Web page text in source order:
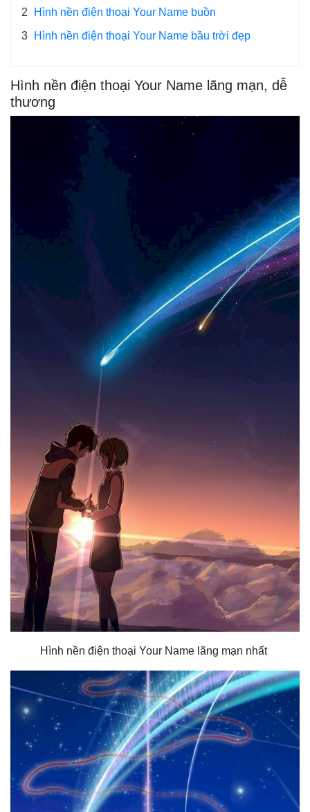
2
Hình nền điện thoại Your Name buồn
3
Hình nền điện thoại Your Name bầu trời đẹp
Hình nền điện thoại Your Name lãng mạn, dễ
thương
Hình nền điện thoại Your Name lãng mạn nhất